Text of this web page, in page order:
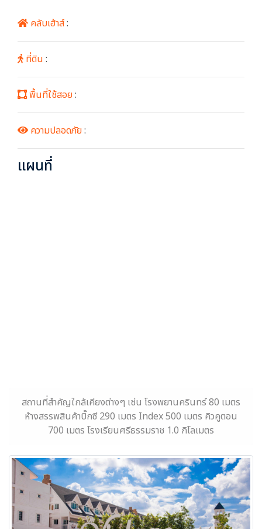
คลับเฮ้าส์:
ที่ดิน :
พื้นที่ใช้สอย:
ความปลอดภัย:
แผนที่
สถานที่สำคัญใกล้เคียงต่างๆ เช่น โรงพยานครินทร์ 80 เมตร
ห้างสรรพสินค้าบิ๊กซี 290 เมตร Index 500 เมตร คิวคูตอน
700 เมตร โรงเรียนศรีธรรมราช 1.0 กิโลเมตร